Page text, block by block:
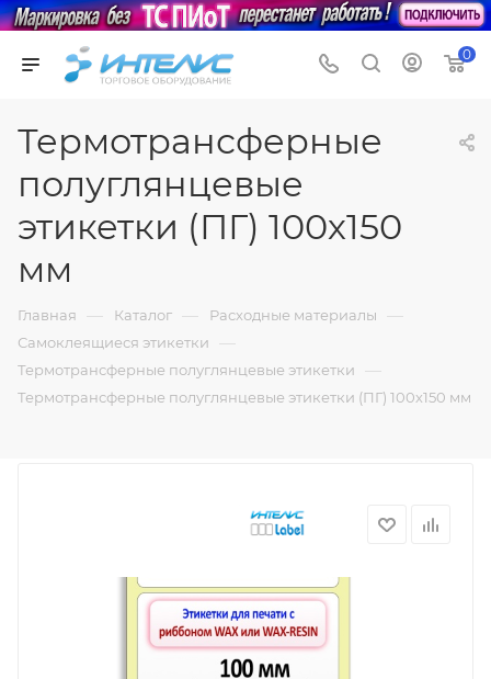
0
Термотрансферные
полуглянцевые
этикетки (ПГ) 100х150
мм
Главная — Каталог — Расходные материалы —
Самоклеящиеся этикетки —
Термотрансферные полуглянцевые этикетки —
Термотрансферные полуглянцевые этикетки (ПГ) 100х150 мм